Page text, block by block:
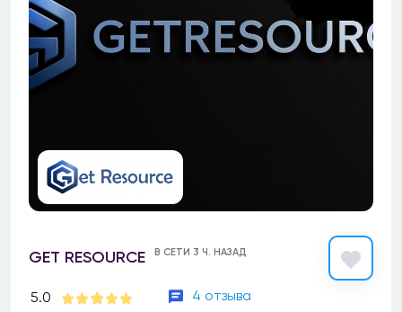
GET RESOURCE В СЕТИ 3 Ч. НАЗАД
5.0 4 отзыва